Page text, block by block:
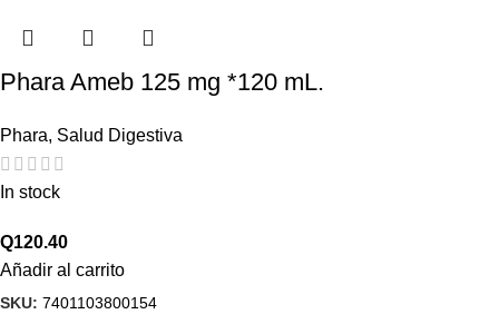
Phara Ameb 125 mg *120 mL.
Phara, Salud Digestiva
In stock
Q120.40
Añadir al carrito
SKU: 7401103800154